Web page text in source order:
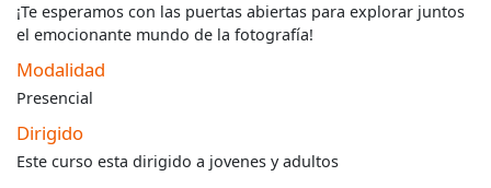
¡Te esperamos con las puertas abiertas para explorar juntos
el emocionante mundo de la fotografía!
Modalidad
Presencial
Dirigido
Este curso esta dirigido a jovenes y adultos